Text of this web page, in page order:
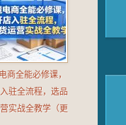
商全能必修课，
驻全流程，选品
实战全教学（更